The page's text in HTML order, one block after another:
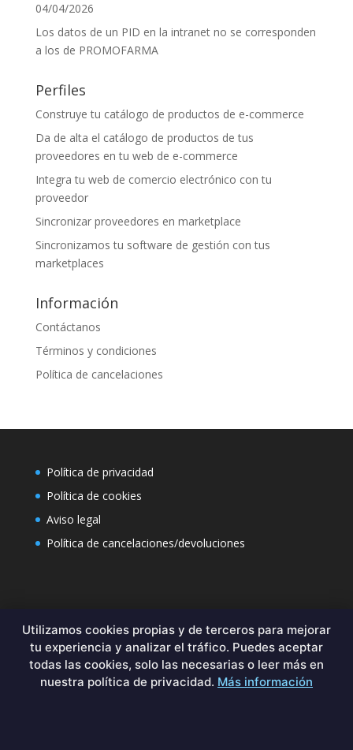
04/04/2026
Los datos de un PID en la intranet no se corresponden
a los de PROMOFARMA
Perfiles
Construye tu catálogo de productos de e-commerce
Da de alta el catálogo de productos de tus
proveedores en tu web de e-commerce
Integra tu web de comercio electrónico con tu
proveedor
Sincronizar proveedores en marketplace
Sincronizamos tu software de gestión con tus
marketplaces
Información
Contáctanos
Términos y condiciones
Política de cancelaciones
Política de privacidad
Política de cookies
Aviso legal
Política de cancelaciones/devoluciones
Contacto
Formulario de contacto
+34 644029349
sales@binary-hell-labs.com
Utilizamos cookies propias y de terceros para mejorar
tu experiencia y analizar el tráfico. Puedes aceptar
todas las cookies, solo las necesarias o leer más en
nuestra política de privacidad. Más información